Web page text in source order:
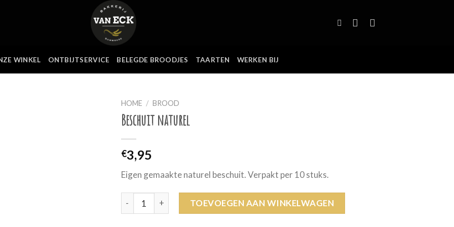
WINKEL ONTBIJTSERVICE BELEGDE BROODJES TAARTEN WERKEN BIJ
HOME / BROOD
Beschuit naturel
€3,95
Eigen gemaakte naturel beschuit. Verpakt per 10 stuks.
Beschuit naturel aantalTOEVOEGEN AAN WINKELWAGEN